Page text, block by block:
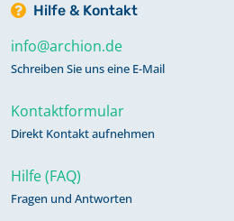
Hilfe & Kontakt
info@archion.de
Schreiben Sie uns eine E-Mail
Kontaktformular
Direkt Kontakt aufnehmen
Hilfe (FAQ)
Fragen und Antworten